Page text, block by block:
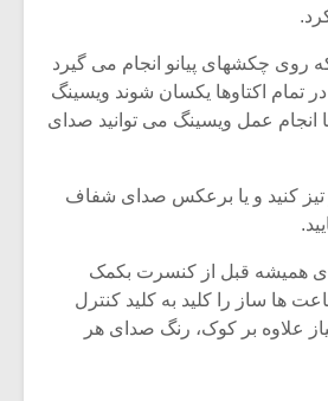
روی چکشهای پیانو انجام می گیرد
تمام اکتاوها یکسان شوند ویسینگ
انجام عمل ویسینگ می توانید صدای
کنید و یا برعکس صدای شفاف
همیشه قبل از کنسرت بکمک
ها ساز را کلید به کلید کنترل
علاوه بر کوک، رنگ صدای هر